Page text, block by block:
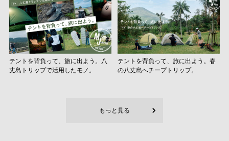
テントを背負って、旅に出よう。八
丈島トリップで活用したモノ。
テントを背負って、旅に出よう。春
の八丈島へチープトリップ。
もっと見る